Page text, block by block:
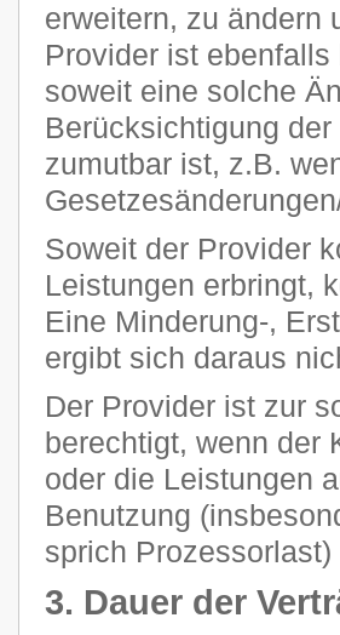
erweitern, zu ändern
Provider ist
soweit eine solche
Berücksichtigung
zumutbar ist, z.B.
Soweit der Provider
Leistungen erbringt,
Eine Minderung-,
ergibt sich daraus
Der Provider ist zur
berechtigt, wenn der
oder die Leistungen
Benutzung
sprich
3. Dauer der